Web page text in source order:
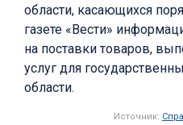
области, касающихся
газете «Вести»
на поставки товаров,
услуг для
области.
Источник: